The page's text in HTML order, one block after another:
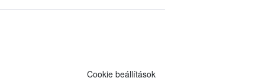
Cookie beállítások